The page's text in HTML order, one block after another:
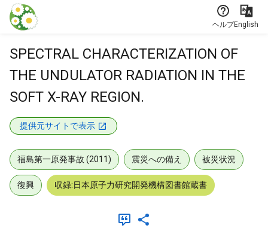
本文に飛ぶ
ヘルプEnglish
SPECTRAL CHARACTERIZATION OF
THE UNDULATOR RADIATION IN THE
SOFT X-RAY REGION.
提供元サイトで表示
福島第一原発事故 (2011) 震災への備え 被災状況
復興 収録:日本原子力研究開発機構図書館蔵書